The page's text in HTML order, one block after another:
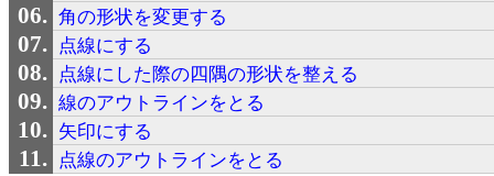
角の形状を変更する
点線にする
点線にした際の四隅の形状を整える
線のアウトラインをとる
矢印にする
点線のアウトラインをとる